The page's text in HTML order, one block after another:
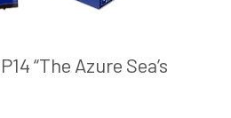
“The Azure Sea’s